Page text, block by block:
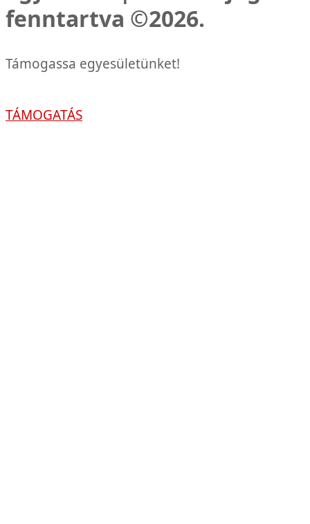
fenntartva ©2026.
Támogassa egyesületünket!
TÁMOGATÁS